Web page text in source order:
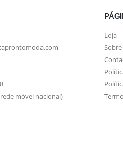
móvel nacional)
Loja